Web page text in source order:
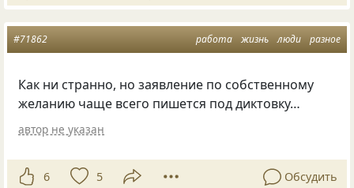
работа жизнь люди разное
#71862
Как ни странно, но заявление по собственному
желанию чаще всего пишется под диктовку…
автор не указан
6 5 Обсудить